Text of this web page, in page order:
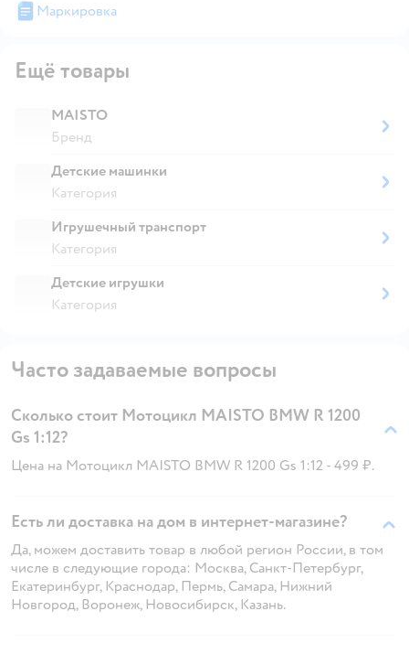
Маркировка
Ещё товары
MAISTO
Бренд
Детские машинки
Категория
Игрушечный транспорт
Категория
Детские игрушки
Категория
Часто задаваемые вопросы
Сколько стоит Мотоцикл MAISTO BMW R 1200
Gs 1:12?
Цена на Мотоцикл MAISTO BMW R 1200 Gs 1:12 - 499 ₽.
Есть ли доставка на дом в интернет-магазине?
Да, можем доставить товар в любой регион России, в том
числе в следующие города: Москва, Санкт-Петербург,
Екатеринбург, Краснодар, Пермь, Самара, Нижний
Новгород, Воронеж, Новосибирск, Казань.